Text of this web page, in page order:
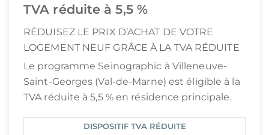
TVA réduite à 5,5 %
RÉDUISEZ LE PRIX D’ACHAT DE VOTRE
LOGEMENT NEUF GRÂCE À LA TVA RÉDUITE
Le programme Seinographic à Villeneuve-
Saint-Georges (Val-de-Marne) est éligible à la
TVA réduite à 5,5 % en résidence principale.
DISPOSITIF TVA RÉDUITE